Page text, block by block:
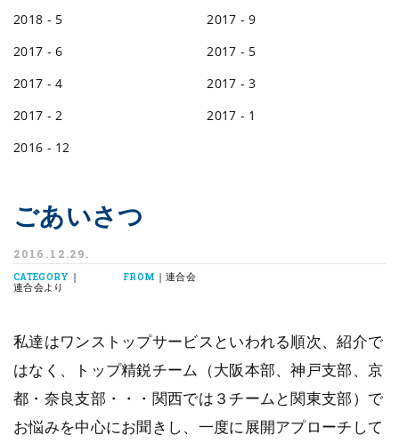
2018 - 5
2017 - 9
2017 - 6
2017 - 5
2017 - 4
2017 - 3
2017 - 2
2017 - 1
2016 - 12
ごあいさつ
2016.12.29.
CATEGORY |
連合会より
FROM | 連合会
私達はワンストップサービスといわれる順次、紹介で
はなく、トップ精鋭チーム（大阪本部、神戸支部、京
都・奈良支部・・・関西では３チームと関東支部）で
お悩みを中心にお聞きし、一度に展開アプローチして